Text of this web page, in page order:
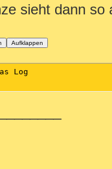
sieht dann so
Aufklappen
Log